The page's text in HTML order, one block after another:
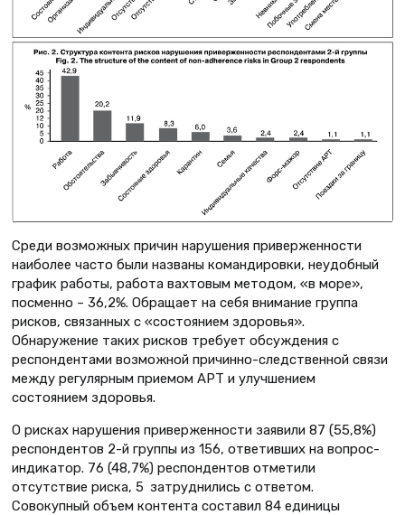
Среди возможных причин нарушения приверженности
наиболее часто были названы командировки, неудобный
график работы, работа вахтовым методом, «в море»,
посменно – 36,2%. Обращает на себя внимание группа
рисков, связанных с «состоянием здоровья».
Обнаружение таких рисков требует обсуждения с
респондентами возможной причинно-следственной связи
между регулярным приемом АРТ и улучшением
состоянием здоровья.
О рисках нарушения приверженности заявили 87 (55,8%)
респондентов 2-й группы из 156, ответивших на вопрос-
индикатор. 76 (48,7%) респондентов отметили
отсутствие риска, 5 затруднились с ответом.
Совокупный объем контента составил 84 единицы